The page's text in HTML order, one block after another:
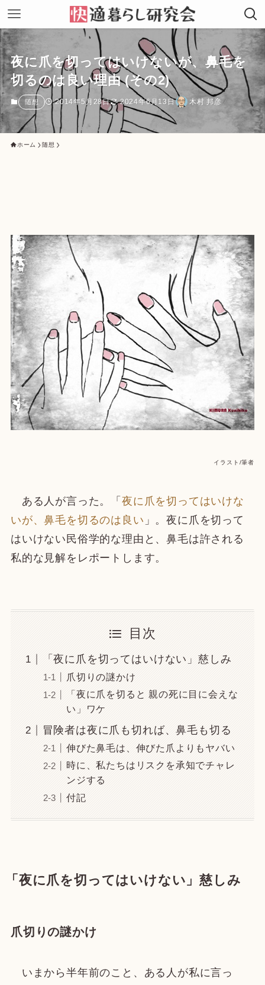
夜に爪を切ってはいけないが、鼻毛を
切るのは良い理由 (その2)
随想 2014年5月28日 2024年6月13日 木村 邦彦
ホーム 随想
イラスト/筆者
ある人が言った。「 夜に爪を切ってはいけな
いが、鼻毛を切るのは良い 」。夜に爪を切って
はいけない民俗学的な理由と、鼻毛は許される
私的な見解をレポートします。
目次
「夜に爪を切ってはいけない」慈しみ
爪切りの謎かけ
「夜に爪を切ると 親の死に目に会えな
い」ワケ
冒険者は夜に爪も切れば、鼻毛も切る
伸びた鼻毛は、伸びた爪よりもヤバい
時に、私たちはリスクを承知でチャレ
ンジする
付記
「夜に爪を切ってはいけない」慈しみ
爪切りの謎かけ
いまから半年前のこと、ある人が私に言っ